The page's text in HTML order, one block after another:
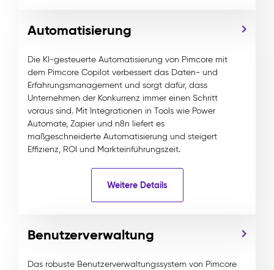
Automatisierung
Die KI-gesteuerte Automatisierung von Pimcore mit
dem Pimcore Copilot verbessert das Daten- und
Erfahrungsmanagement und sorgt dafür, dass
Unternehmen der Konkurrenz immer einen Schritt
voraus sind. Mit Integrationen in Tools wie Power
Automate, Zapier und n8n liefert es
maßgeschneiderte Automatisierung und steigert
Effizienz, ROI und Markteinführungszeit.
Weitere Details
Benutzerverwaltung
Das robuste Benutzerverwaltungssystem von Pimcore